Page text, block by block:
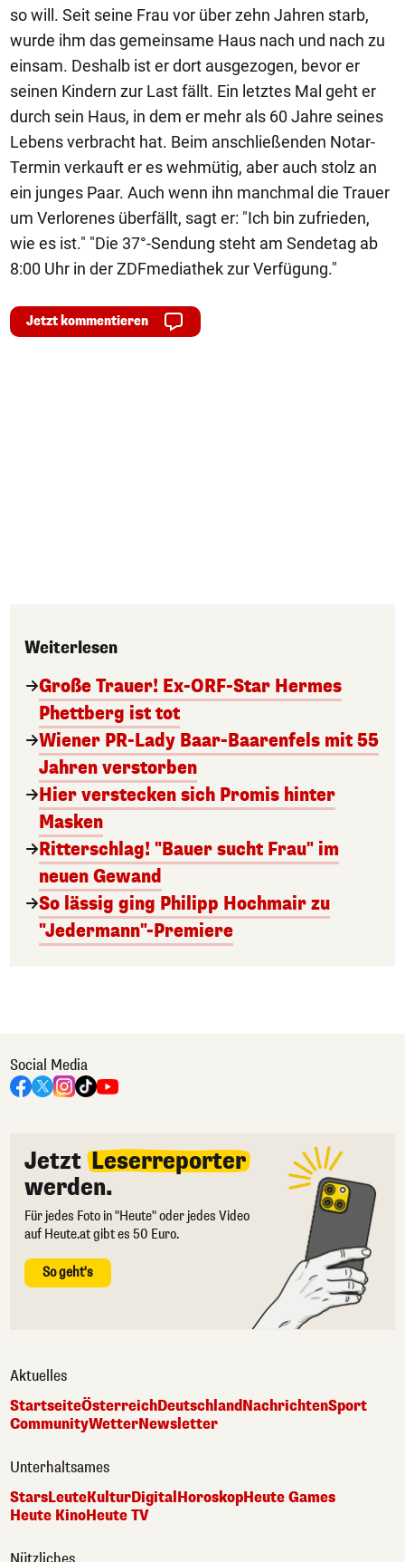
so will. Seit seine Frau vor über zehn Jahren starb,
wurde ihm das gemeinsame Haus nach und nach zu
einsam. Deshalb ist er dort ausgezogen, bevor er
seinen Kindern zur Last fällt. Ein letztes Mal geht er
durch sein Haus, in dem er mehr als 60 Jahre seines
Lebens verbracht hat. Beim anschließenden Notar-
Termin verkauft er es wehmütig, aber auch stolz an
ein junges Paar. Auch wenn ihn manchmal die Trauer
um Verlorenes überfällt, sagt er: "Ich bin zufrieden,
wie es ist." "Die 37°-Sendung steht am Sendetag ab
8:00 Uhr in der ZDFmediathek zur Verfügung."
Jetzt kommentieren
Weiterlesen
Große Trauer! Ex-ORF-Star Hermes
Phettberg ist tot
Wiener PR-Lady Baar-Baarenfels mit 55
Jahren verstorben
Hier verstecken sich Promis hinter
Masken
Ritterschlag! "Bauer sucht Frau" im
neuen Gewand
So lässig ging Philipp Hochmair zu
"Jedermann"-Premiere
Social Media
Jetzt Leserreporter
werden.
Für jedes Foto in "Heute" oder jedes Video
auf Heute.at gibt es 50 Euro.
So geht's
Aktuelles
StartseiteÖsterreichDeutschlandNachrichtenSport
CommunityWetterNewsletter
Unterhaltsames
StarsLeuteKulturDigital HoroskopHeute Games
Heute KinoHeute TV